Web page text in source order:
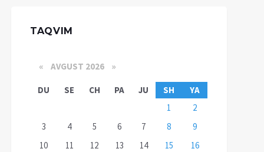
TAQVIM
« AVGUST 2026 »
DU SE CH PA JU SH
YA
1
2
3
4 5 6 7 8
9
10
11 12 13 14 15
16